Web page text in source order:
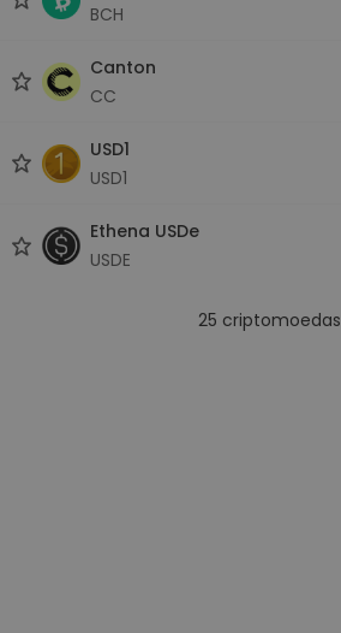
BCH
Canton
CC
USD1
USD1
Ethena USDe
USDE
25 criptomoedas